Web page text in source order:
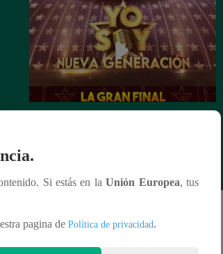
Generación!
Si estás en laUnión Europea, tus
pagina de Política de privacidad.